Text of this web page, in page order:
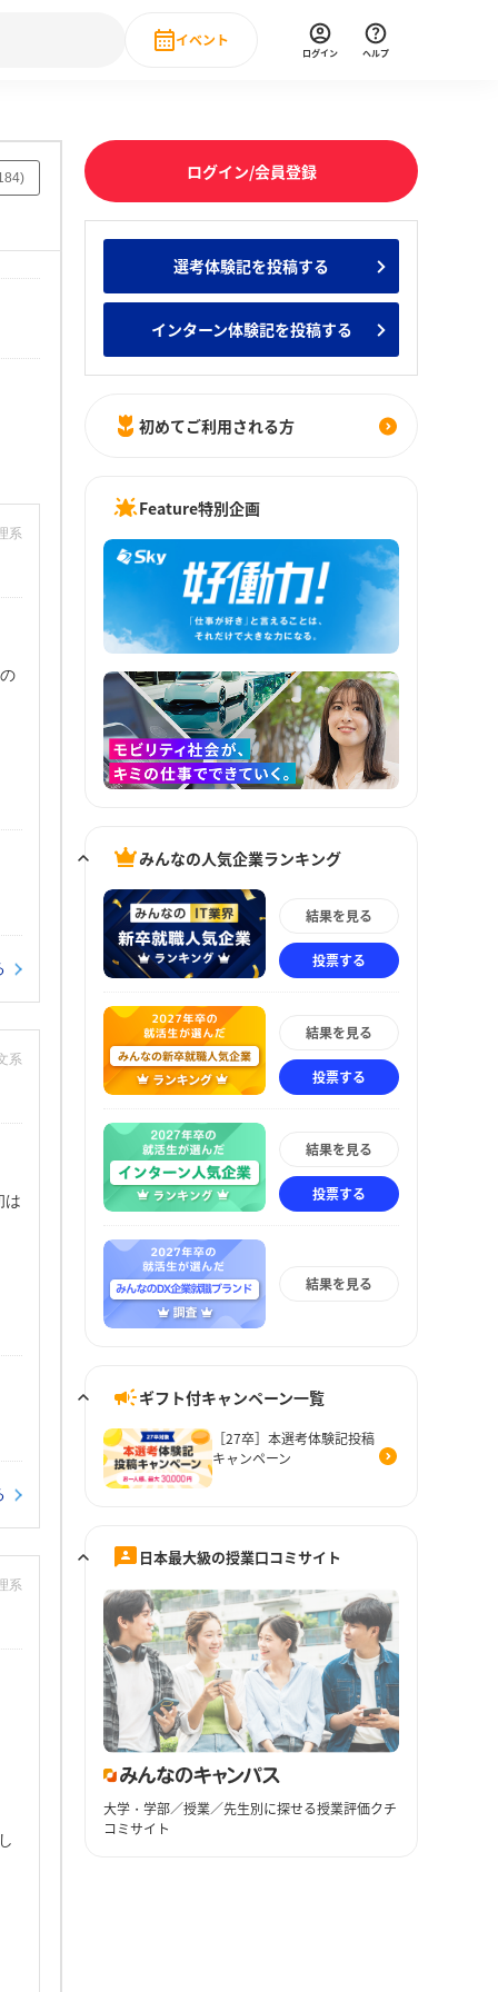
新卒就職人気企業ランキング みんなのインターン人気企業ランキ
・DX現場社員インタビュー
イベント
直近のイベント一覧
ログイン ヘルプ
)
系
系
は
系
ログイン/会員登録
選考体験記を投稿する
インターン体験記を投稿する
初めてご利用される方
Feature特別企画
みんなの人気企業ランキング
結果を見る
投票する
結果を見る
投票する
結果を見る
投票する
結果を見る
ギフト付キャンペーン一覧
［27卒］本選考体験記投稿
キャンペーン
日本最大級の授業口コミサイト
大学・学部／授業／先生別に探せる授業評価クチ
コミサイト